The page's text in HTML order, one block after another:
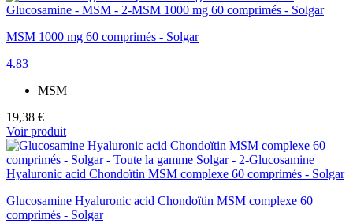
MSM 1000 mg 60 comprimés - Solgar
4.83
MSM
19,38 €
Voir produit
Glucosamine Hyaluronic acid Chondoïtin MSM complexe 60
comprimés - Solgar